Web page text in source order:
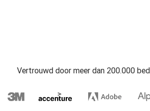
Vertrouwd door meer dan 200.000